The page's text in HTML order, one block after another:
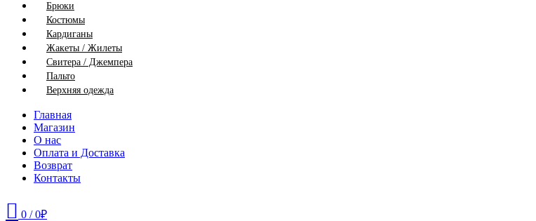
Брюки
Костюмы
Кардиганы
Жакеты / Жилеты
Свитера / Джемпера
Пальто
Верхняя одежда
Главная
Магазин
О нас
Оплата и Доставка
Возврат
Контакты
0 / 0₽